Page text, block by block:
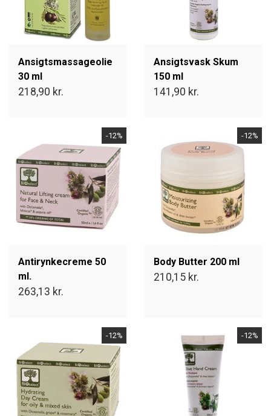
MINERALER
PERSONLIG PLEJE
Ansigtsmassageolie
30 ml
218,90 kr.
Ansigtsvask Skum
150 ml
141,90 kr.
-12%
Antirynkecreme 50
ml.
263,13 kr.
-12%
Body Butter 200 ml
210,15 kr.
-12% -12%